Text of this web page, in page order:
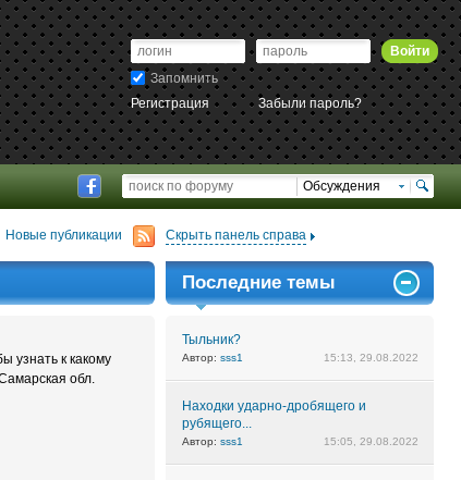
Войти
Запомнить
Регистрация
Забыли пароль?
Обсуждения
Новые публикации Скрыть панель справа
узнать к какому
обл.
Последние темы
Тыльник?
Автор: sss1 15:13, 29.08.2022
Находки ударно-дробящего и
рубящего...
Автор: sss1 15:05, 29.08.2022